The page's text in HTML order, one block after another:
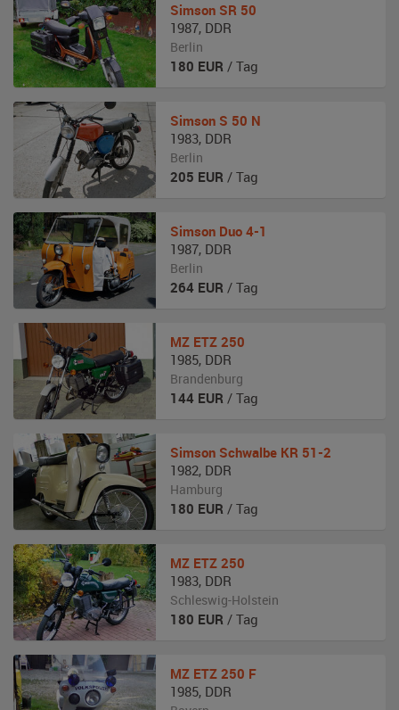
Simson SR 50
1987, DDR
Berlin
180 EUR / Tag
Simson S 50 N
1983, DDR
Berlin
205 EUR / Tag
Simson Duo 4-1
1987, DDR
Berlin
264 EUR / Tag
MZ ETZ 250
1985, DDR
Brandenburg
144 EUR / Tag
Simson Schwalbe KR 51-2
1982, DDR
Hamburg
180 EUR / Tag
MZ ETZ 250
1983, DDR
Schleswig-Holstein
180 EUR / Tag
MZ ETZ 250 F
1985, DDR